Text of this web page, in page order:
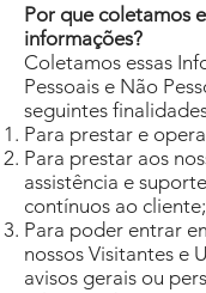
Por que coletamos
informações?
Coletamos essas
Pessoais e Não
seguintes
Para prestar e
Para prestar aos
assistência e
contínuos ao cliente;
Para poder entrar
nossos Visitantes e
avisos gerais ou